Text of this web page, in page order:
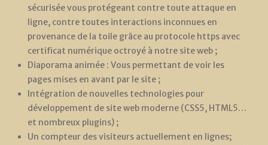
sécurisée vous protégeant contre toute attaque en
ligne, contre toutes interactions inconnues en
provenance de la toile grâce au protocole https avec
certificat numérique octroyé à notre site web ;
Diaporama animée : Vous permettant de voir les
pages mises en avant par le site ;
Intégration de nouvelles technologies pour
développement de site web moderne (CSS5, HTML5…
et nombreux plugins) ;
Un compteur des visiteurs actuellement en lignes;